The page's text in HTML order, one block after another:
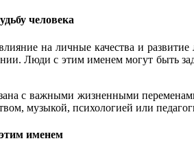
человека
на личные качества и
Люди с этим именем могут быть
с важными жизненными
музыкой, психологией или
именем